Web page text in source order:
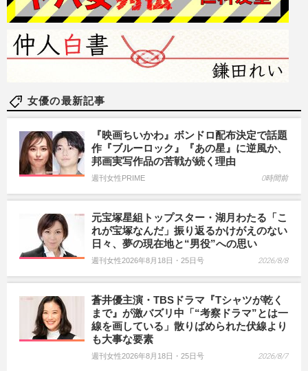
女優の最新記事
『映画ちいかわ』ボンドロ配布決定で話題
作『ブルーロック』『あの星』に逆風か、
邦画実写作品の苦戦が続く理由
週刊女性PRIME 0時間前
元宝塚星組トップスター・湖月わたる「こ
れが宝塚なんだ」振り返るかけがえのない
日々、夢の現在地と“男役”への思い
週刊女性2026年8月18日・25日号 2026/8/8
蒼井優主演・TBSドラマ『Tシャツが乾く
まで』が激バズリ中「“考察ドラマ”とは一
線を画している」散りばめられた伏線より
も大事な要素
週刊女性2026年8月18日・25日号 2026/8/7